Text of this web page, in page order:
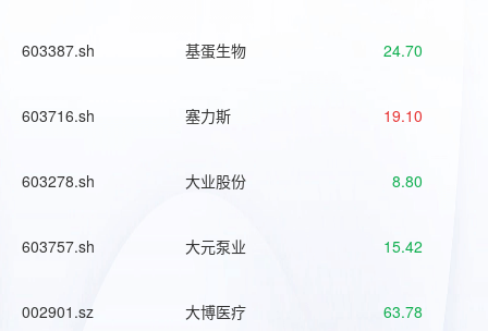
603387.sh 基蛋生物 24.70
603716.sh 塞力斯 19.10
603278.sh 大业股份 8.80
603757.sh 大元泵业 15.42
002901.sz 大博医疗 63.78